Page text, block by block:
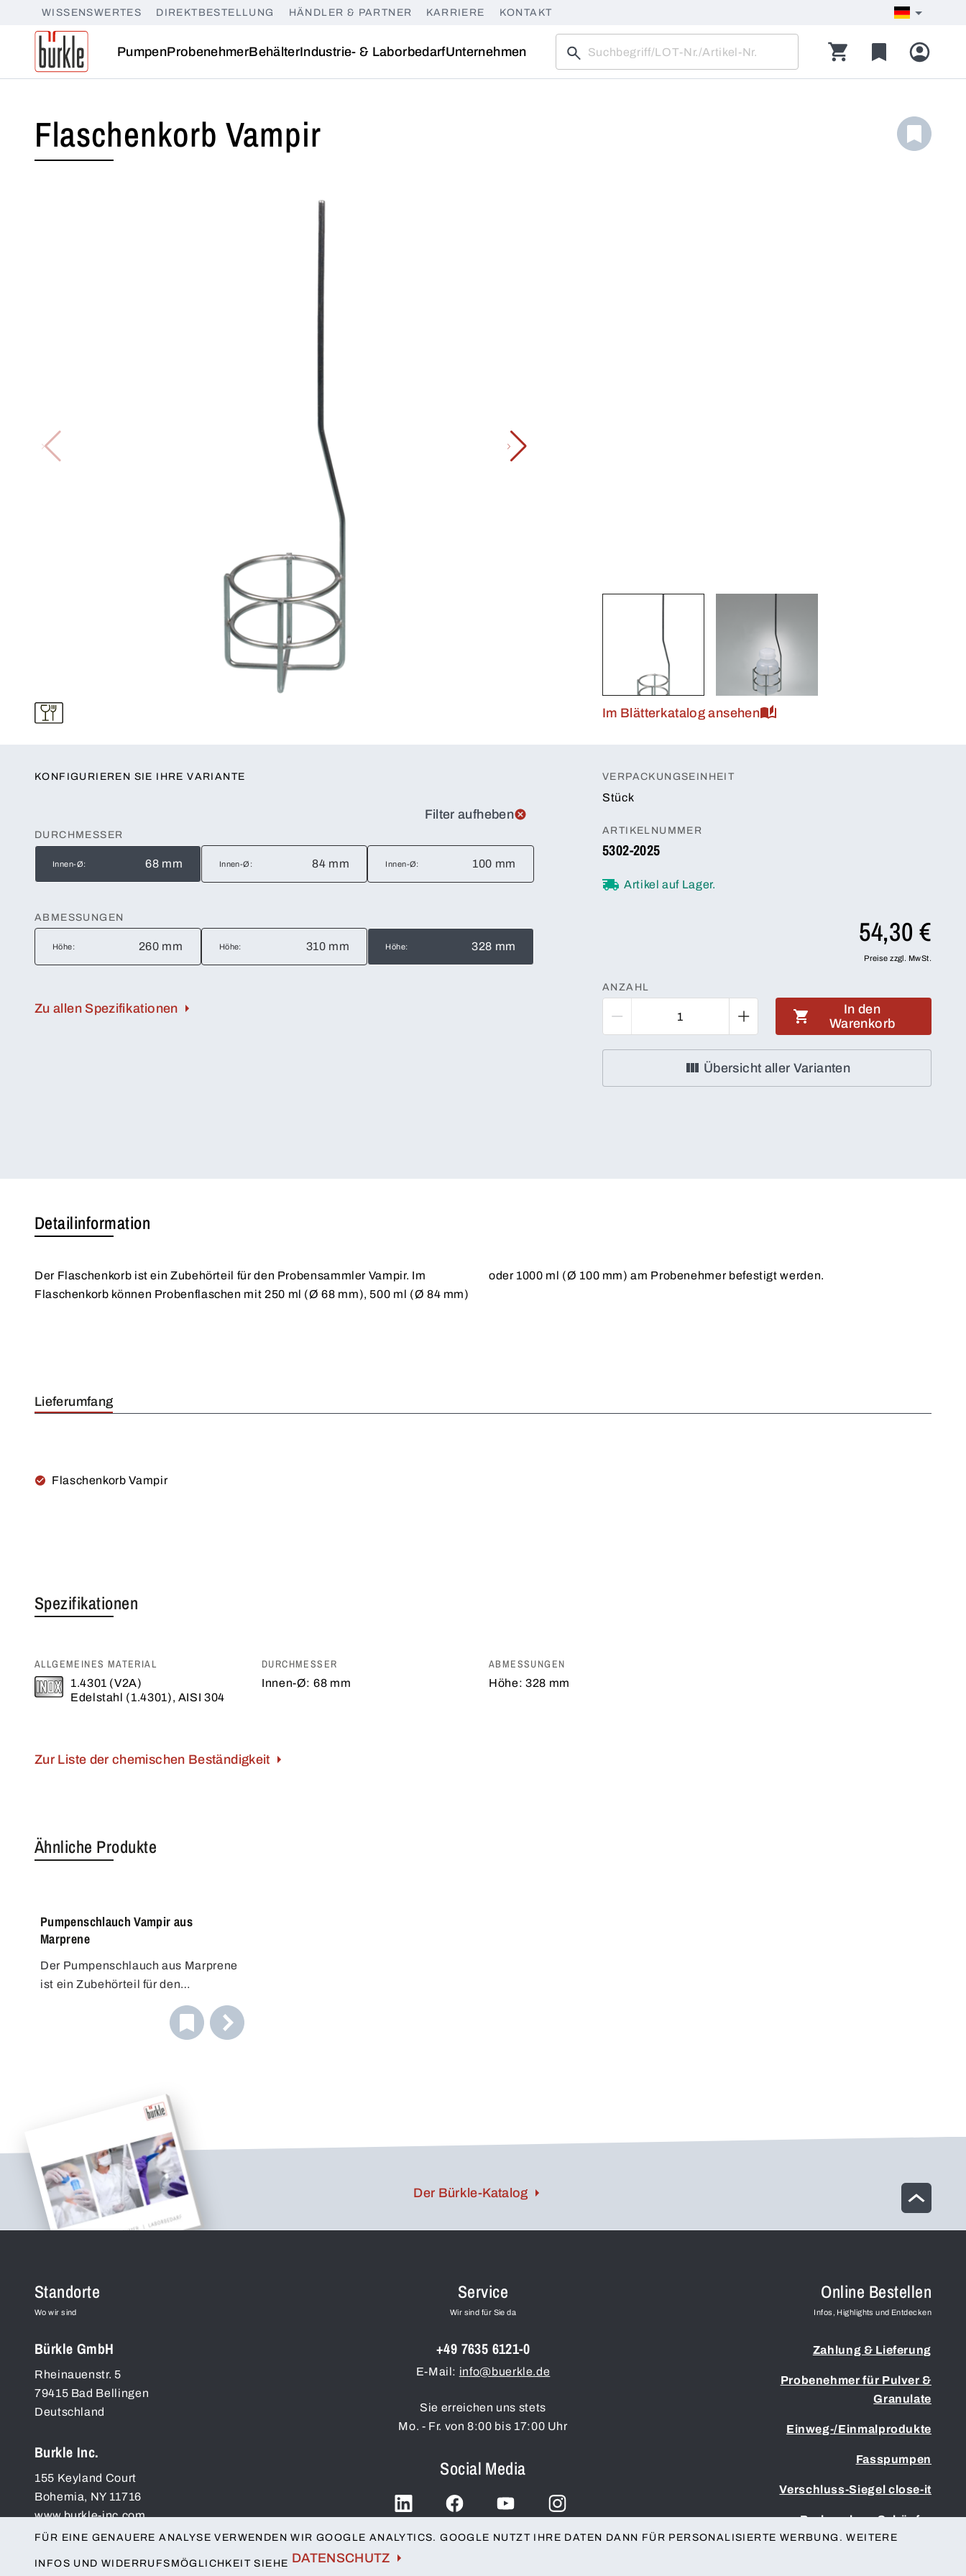
WISSENSWERTES DIREKTBESTELLUNG HÄNDLER & PARTNER KARRIERE KONTAKT
PumpenProbenehmerBehälterIndustrie- & LaborbedarfUnternehmen
Flaschenkorb Vampir
Im Blätterkatalog ansehen
KONFIGURIEREN SIE IHRE VARIANTE
Filter aufheben
DURCHMESSER
Innen-Ø: 68 mm Innen-Ø: 84 mm Innen-Ø: 100 mm
ABMESSUNGEN
Höhe: 260 mm Höhe: 310 mm Höhe: 328 mm
Zu allen Spezifikationen
VERPACKUNGSEINHEIT
Stück
ARTIKELNUMMER
5302-2025
Artikel auf Lager.
54,30 €
Preise zzgl. MwSt.
ANZAHL
In den
Warenkorb
Übersicht aller Varianten
Detailinformation
Der Flaschenkorb ist ein Zubehörteil für den Probensammler Vampir. Im
Flaschenkorb können Probenflaschen mit 250 ml (Ø 68 mm), 500 ml (Ø 84 mm)
oder 1000 ml (Ø 100 mm) am Probenehmer befestigt werden.
Lieferumfang
Flaschenkorb Vampir
Spezifikationen
ALLGEMEINES MATERIAL
1.4301 (V2A)
Edelstahl (1.4301), AISI 304
DURCHMESSER
Innen-Ø: 68 mm
ABMESSUNGEN
Höhe: 328 mm
Zur Liste der chemischen Beständigkeit
Ähnliche Produkte
Pumpenschlauch Vampir aus
Marprene
Der Pumpenschlauch aus Marprene
ist ein Zubehörteil für den
Probensammler Vampir. Er kann
nach Verschleiß oder anstelle einer
Reinigung einfach ausgetauscht
Der Bürkle-Katalog
Standorte
Wo wir sind
Bürkle GmbH
Rheinauenstr. 5
79415 Bad Bellingen
Deutschland
Burkle Inc.
155 Keyland Court
Bohemia, NY 11716
www.burkle-inc.com
USA
Service
Wir sind für Sie da
+49 7635 6121-0
E-Mail: info@buerkle.de
Sie erreichen uns stets
Mo. - Fr. von 8:00 bis 17:00 Uhr
Social Media
Online Bestellen
Infos, Highlights und Entdecken
Zahlung & Lieferung
Probenehmer für Pulver &
Granulate
Einweg-/Einmalprodukte
Fasspumpen
Verschluss-Siegel close-it
Probenahme Schöpfer
FÜR EINE GENAUERE ANALYSE VERWENDEN WIR GOOGLE ANALYTICS. GOOGLE NUTZT IHRE DATEN DANN FÜR PERSONALISIERTE WERBUNG. WEITERE
INFOS UND WIDERRUFSMÖGLICHKEIT SIEHE DATENSCHUTZ